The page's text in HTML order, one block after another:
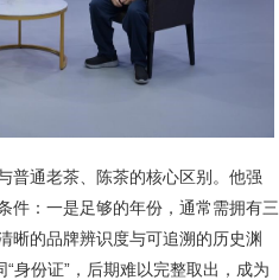
普通老茶、陈茶的核心区别。他强
件：一是足够的年份，通常需拥有三
晰的品牌辨识度与可追溯的历史渊
身份证”，后期难以完整取出，成为